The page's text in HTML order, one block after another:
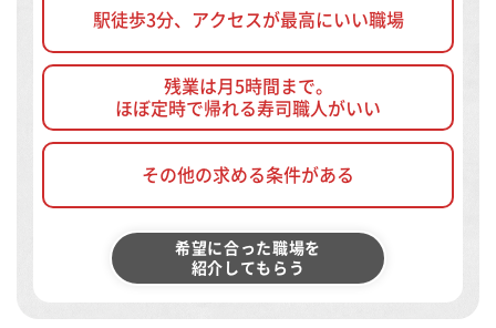
駅徒歩3分、アクセスが最高にいい職場
残業は月5時間まで。
ほぼ定時で帰れる寿司職人がいい
その他の求める条件がある
希望に合った職場を
紹介してもらう